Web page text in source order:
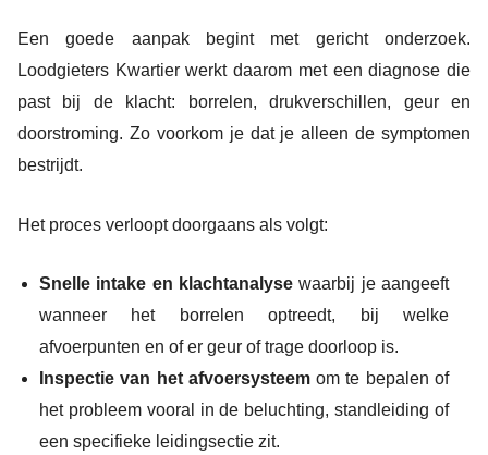
Een goede aanpak begint met gericht onderzoek.
Loodgieters Kwartier werkt daarom met een diagnose die
past bij de klacht: borrelen, drukverschillen, geur en
doorstroming. Zo voorkom je dat je alleen de symptomen
bestrijdt.
Het proces verloopt doorgaans als volgt:
Snelle intake en klachtanalyse waarbij je aangeeft
wanneer het borrelen optreedt, bij welke
afvoerpunten en of er geur of trage doorloop is.
Inspectie van het afvoersysteemom te bepalen of
het probleem vooral in de beluchting, standleiding of
een specifieke leidingsectie zit.